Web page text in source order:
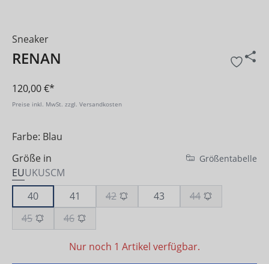
Sneaker
RENAN
120,00 €*
Preise inkl. MwSt. zzgl. Versandkosten
Farbe: Blau
Größe in
EUUKUSCM
Größentabelle
40 41 42 43
44
45
46
Nur noch 1 Artikel verfügbar.